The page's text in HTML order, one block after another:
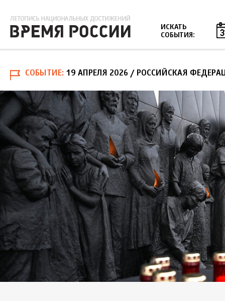
ИСКАТЬ
СОБЫТИЯ:
СОБЫТИЕ 19 АПРЕЛЯ 2026 / РОССИЙСКАЯ